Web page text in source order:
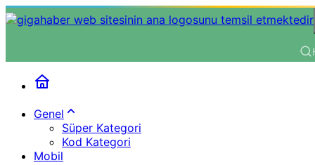
Genel
Süper Kategori
Kod Kategori
Mobil